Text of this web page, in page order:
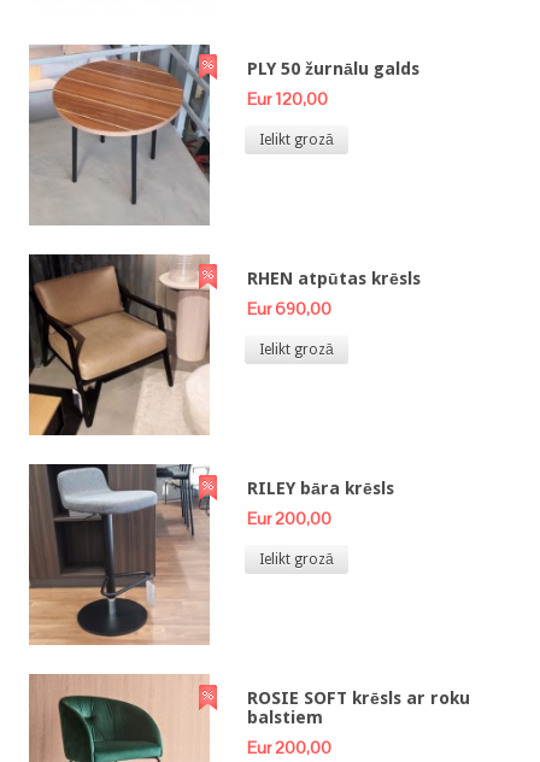
PLY 50 žurnālu galds
Eur 120,00
Ielikt grozā
RHEN atpūtas krēsls
Eur 690,00
Ielikt grozā
RILEY bāra krēsls
Eur 200,00
Ielikt grozā
ROSIE SOFT krēsls ar roku
balstiem
Eur 200,00